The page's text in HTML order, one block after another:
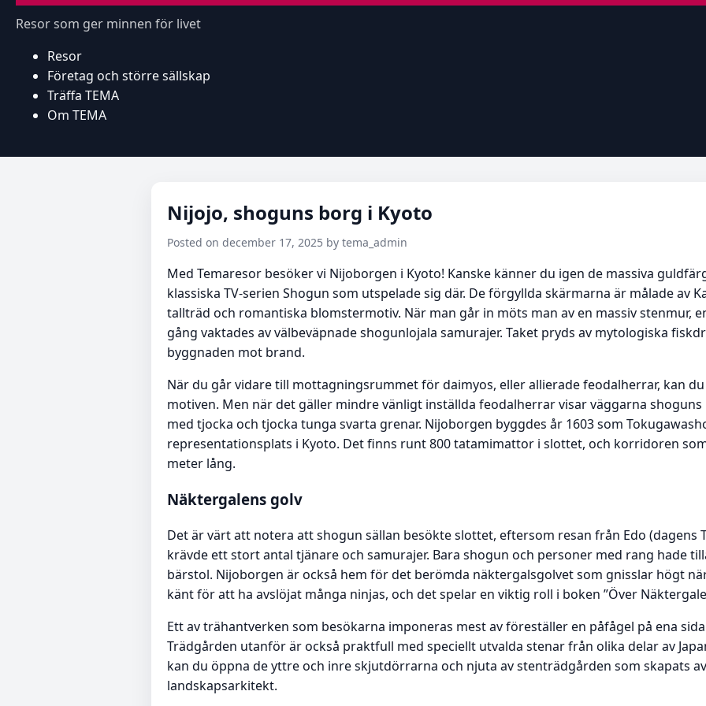
Resor som ger minnen för livet
Resor
Företag och större sällskap
Träffa TEMA
Om TEMA
Nijojo, shoguns borg i Kyoto
Posted on december 17, 2025 by tema_admin
Med Temaresor besöker vi Nijoborgen i Kyoto! Kanske känner du igen de massiva
klassiska TV-serien Shogun som utspelade sig där. De förgyllda skärmarna är målade av
tallträd och romantiska blomstermotiv. När man går in möts man av en massiv stenmur,
gång vaktades av välbeväpnade shogunlojala samurajer. Taket pryds av mytologiska
byggnaden mot brand.
När du går vidare till mottagningsrummet för daimyos, eller allierade feodalherrar, kan
motiven. Men när det gäller mindre vänligt inställda feodalherrar visar väggarna
med tjocka och tjocka tunga svarta grenar. Nijoborgen byggdes år 1603 som
representationsplats i Kyoto. Det finns runt 800 tatamimattor i slottet, och korridoren
meter lång.
Näktergalens golv
Det är värt att notera att shogun sällan besökte slottet, eftersom resan från Edo (dagens
krävde ett stort antal tjänare och samurajer. Bara shogun och personer med rang hade
bärstol. Nijoborgen är också hem för det berömda näktergalsgolvet som gnisslar högt
känt för att ha avslöjat många ninjas, och det spelar en viktig roll i boken ”Över
Ett av trähantverken som besökarna imponeras mest av föreställer en påfågel på ena
Trädgården utanför är också praktfull med speciellt utvalda stenar från olika delar av
kan du öppna de yttre och inre skjutdörrarna och njuta av stenträdgården som skapats
landskapsarkitekt.